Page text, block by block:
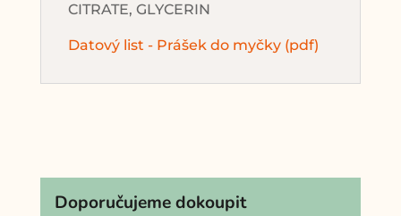
CITRATE, GLYCERIN
Datový list - Prášek do myčky (pdf)
Doporučujeme dokoupit